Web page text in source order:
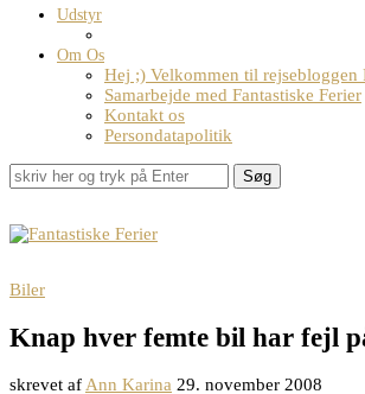
Udstyr
Om Os
Hej ;) Velkommen til rejsebloggen
Samarbejde med Fantastiske Ferier
Kontakt os
Persondatapolitik
Søg
Biler
Knap hver femte bil har fejl
skrevet afAnn Karina 29. november 2008